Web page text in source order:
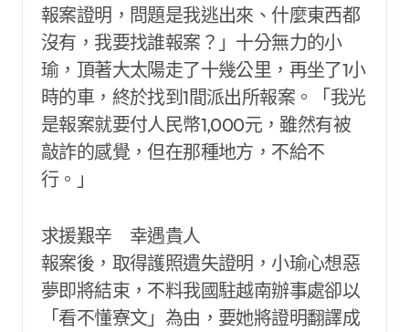
報案證明，問題是我逃出來、什麼東西都
沒有，我要找誰報案？」十分無力的小
瑜，頂著大太陽走了十幾公里，再坐了1小
時的車，終於找到1間派出所報案。「我光
是報案就要付人民幣1,000元，雖然有被
敲詐的感覺，但在那種地方，不給不
行。」
求援艱辛 幸遇貴人
報案後，取得護照遺失證明，小瑜心想惡
夢即將結束，不料我國駐越南辦事處卻以
「看不懂寮文」為由，要她將證明翻譯成